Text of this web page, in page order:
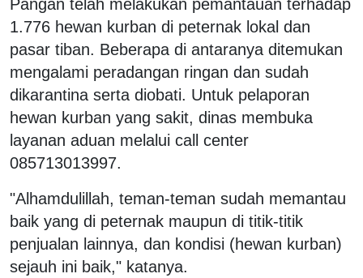
Pangan telah melakukan pemantauan terhadap
1.776 hewan kurban di peternak lokal dan
pasar tiban. Beberapa di antaranya ditemukan
mengalami peradangan ringan dan sudah
dikarantina serta diobati. Untuk pelaporan
hewan kurban yang sakit, dinas membuka
layanan aduan melalui call center
085713013997.
"Alhamdulillah, teman-teman sudah memantau
baik yang di peternak maupun di titik-titik
penjualan lainnya, dan kondisi (hewan kurban)
sejauh ini baik," katanya.